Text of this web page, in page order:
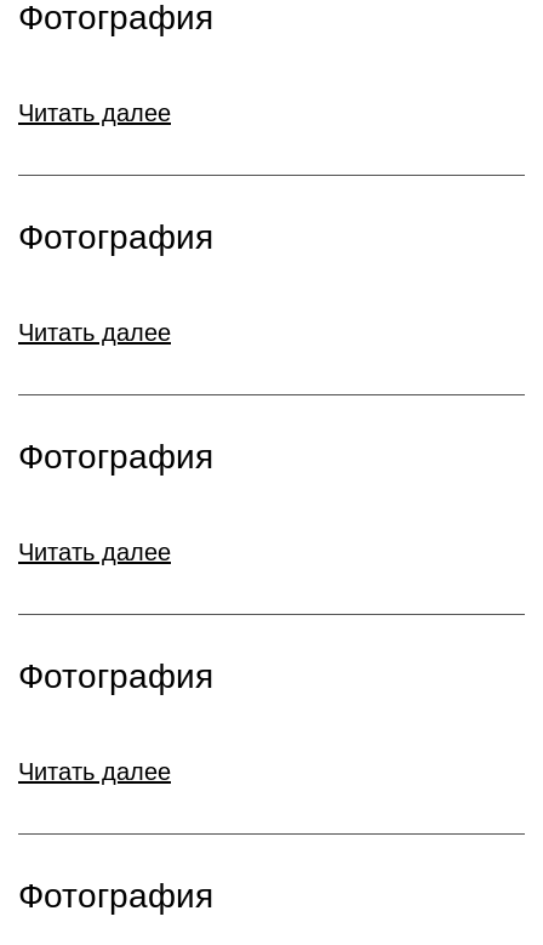
Фотография
Читать далее
Фотография
Читать далее
Фотография
Читать далее
Фотография
Читать далее
Фотография